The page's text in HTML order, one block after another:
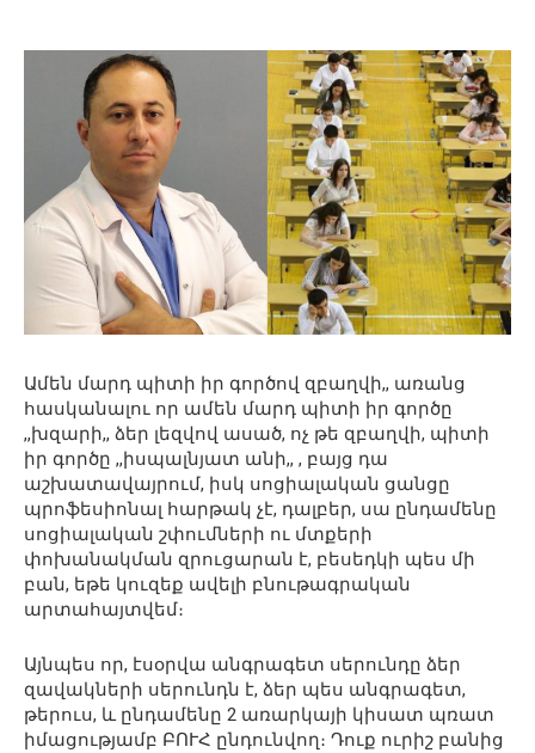
Ամեն մարդ պիտի իր գործով զբաղվի,, առանց
հասկանալու որ ամեն մարդ պիտի իր գործը
,,խզարի,, ձեր լեզվով ասած, ոչ թե զբաղվի, պիտի
իր գործը ,,իսպալնյատ անի,, , բայց դա
աշխատավայրում, իսկ սոցիալական ցանցը
պրոֆեսիոնալ հարթակ չէ, դալբեր, սա ընդամենը
սոցիալական շփումների ու մտքերի
փոխանակման զրուցարան է, բեսեդկի պես մի
բան, եթե կուզեք ավելի բնութագրական
արտահայտվեմ։
Այնպես որ, էսօրվա անգրագետ սերունդը ձեր
զավակների սերունդն է, ձեր պես անգրագետ,
թերուս, և ընդամենը 2 առարկայի կիսատ պռատ
իմացությամբ ԲՈՒՀ ընդունվող։ Դուք ուրիշ բանից